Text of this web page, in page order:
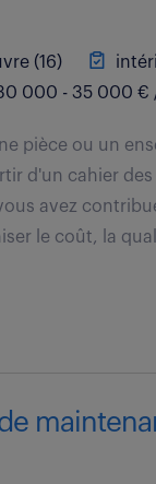
(16)
000 - 35 000 €
pièce ou un
d'un cahier des
avez
le coût, la